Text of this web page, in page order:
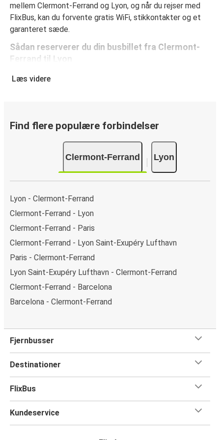
mellem Clermont-Ferrand og Lyon, og når du rejser med
FlixBus, kan du forvente gratis WiFi, stikkontakter og et
garanteret sæde.
Sådan reserverer du din busbillet fra Clermont-
Ferrand til Lyon
Det er virkelig nemt at reserverer en billet hos FlixBus: på
mellem flere sikre onlinebetalingsmetoder som kreditkort,
Læs videre
Find flere populære forbindelser
Clermont-Ferrand Lyon
Lyon - Clermont-Ferrand
Clermont-Ferrand - Lyon
Clermont-Ferrand - Paris
Clermont-Ferrand - Lyon Saint-Exupéry Lufthavn
Paris - Clermont-Ferrand
Lyon Saint-Exupéry Lufthavn - Clermont-Ferrand
Clermont-Ferrand - Barcelona
Barcelona - Clermont-Ferrand
Fjernbusser
Destinationer
FlixBus
Kundeservice